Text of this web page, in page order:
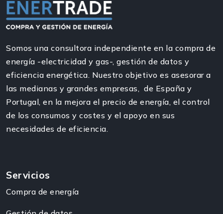
Somos una consultora independiente en la compra de
energía -electricidad y gas-, gestión de datos y
eficiencia energética. Nuestro objetivo es asesorar a
las medianas y grandes empresas, de España y
Portugal, en la mejora el precio de energía, el control
de los consumos y costes y el apoyo en sus
necesidades de eficiencia.
Servicios
Compra de energía